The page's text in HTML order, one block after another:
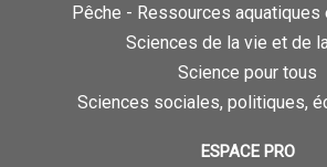
Pêche - Ressources aquatiques
Sciences de la vie et de
Science pour tous
Sciences sociales, politiques,
ESPACE PRO